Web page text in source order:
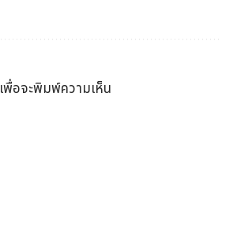
เพื่อจะพิมพ์ความเห็น